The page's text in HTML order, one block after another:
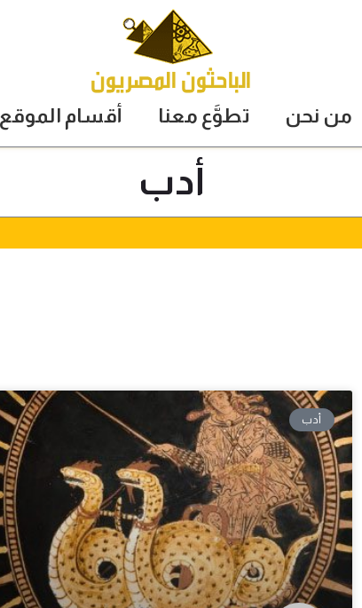
من نحن تطوَّع معنا أقسام الموقع
أدب
أدب